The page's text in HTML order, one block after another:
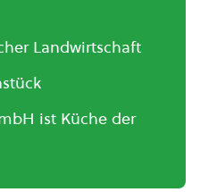
Landwirtschaft
ist Küche der